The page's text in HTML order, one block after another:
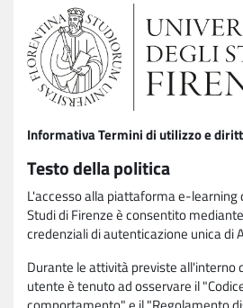
Informativa Termini di utilizzo e
Testo della politica
L'accesso alla piattaforma e-learning
Studi di Firenze è consentito
credenziali di autenticazione unica di
Durante le attività previste all'interno
utente è tenuto ad osservare il